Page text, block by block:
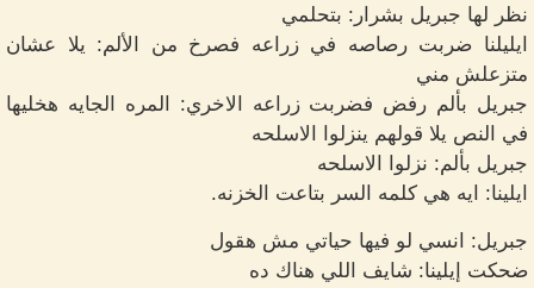
نظر لها جبريل بشرار: بتحلمي
ايليلنا ضربت رصاصه في زراعه فصرخ من الألم: يلا عشان
متزعلش مني
جبريل بألم رفض فضربت زراعه الاخري: المره الجايه هخليها
في النص يلا قولهم ينزلوا الاسلحه
جبريل بألم: نزلوا الاسلحه
ايلينا: ايه هي كلمه السر بتاعت الخزنه.
جبريل: انسي لو فيها حياتي مش هقول
ضحكت إيلينا: شايف اللي هناك ده